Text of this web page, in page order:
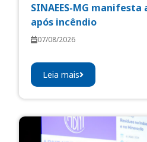
SINAEES-MG manifesta
após incêndio
07/08/2026
Leia mais